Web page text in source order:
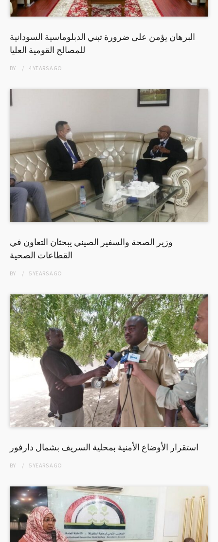
البرهان يؤمن على ضرورة تبني الدبلوماسية السودانية
للمصالح القومية العليا
BY 4 YEARSAGO
وزير الصحة والسفير الصيني يبحثان التعاون في
القطاعات الصحية
BY 5 YEARSAGO
استقرار الأوضاع الأمنية بمحلية السريف بشمال دارفور
BY 5 YEARSAGO